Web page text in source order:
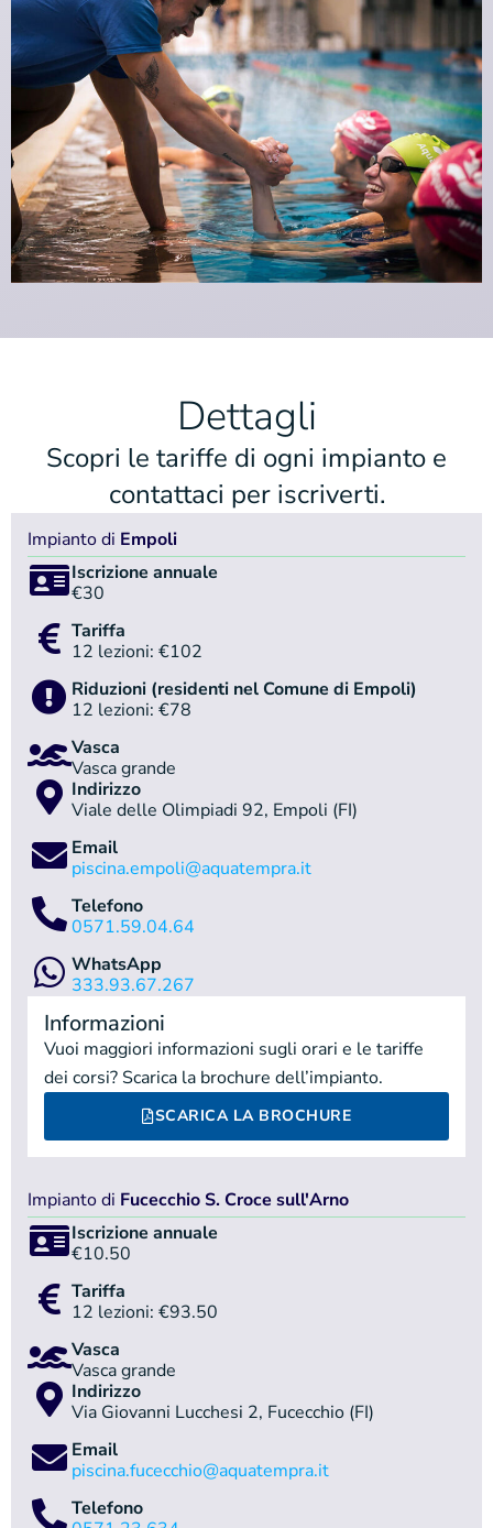
Dettagli
Scopri le tariffe di ogni impianto e
contattaci per iscriverti.
Impianto di Empoli
Iscrizione annuale
€30
Tariffa
12 lezioni: €102
Riduzioni (residenti nel Comune di Empoli)
12 lezioni: €78
Vasca
Vasca grande
Indirizzo
Viale delle Olimpiadi 92, Empoli (FI)
Email
piscina.empoli@aquatempra.it
Telefono
0571.59.04.64
WhatsApp
333.93.67.267
Informazioni
Vuoi maggiori informazioni sugli orari e le tariffe
dei corsi? Scarica la brochure dell’impianto.
SCARICA LA BROCHURE
Impianto di Fucecchio S. Croce sull'Arno
Iscrizione annuale
€10.50
Tariffa
12 lezioni: €93.50
Vasca
Vasca grande
Indirizzo
Via Giovanni Lucchesi 2, Fucecchio (FI)
Email
piscina.fucecchio@aquatempra.it
Telefono